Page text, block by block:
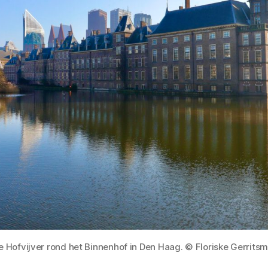
Hofvijver rond het Binnenhof in Den Haag. © Floriske